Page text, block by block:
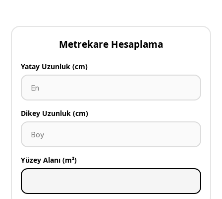
Metrekare Hesaplama
Yatay Uzunluk (cm)
Dikey Uzunluk (cm)
Yüzey Alanı (m²)